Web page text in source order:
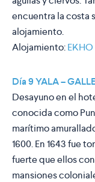
encuentra la costa
alojamiento.
Alojamiento:EKHO
Día 9 YALA –
Desayuno en el
conocida como
marítimo
1600. En 1643 fue
fuerte que ellos
mansiones